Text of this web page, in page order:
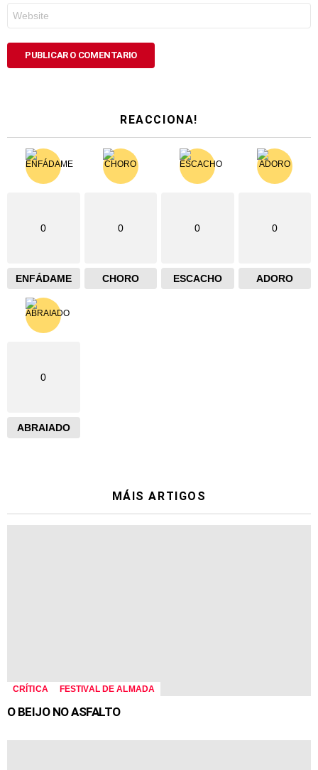
REACCIONA!
0
ENFÁDAME
0
CHORO
0
ESCACHO
0
ADORO
0
ABRAIADO
MÁIS ARTIGOS
CRÍTICA FESTIVAL DE ALMADA
O BEIJO NO ASFALTO